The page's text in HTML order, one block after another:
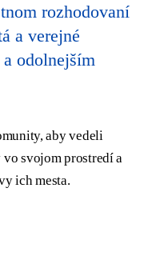
rozhodovaní
a verejné
odolnejším
aby vedeli
svojom prostredí a
ich mesta.